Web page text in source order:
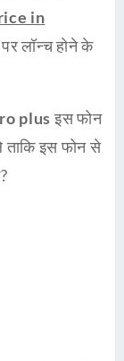
in
पर लॉन्च होने के
plusइस फोन
ताकि इस फोन से